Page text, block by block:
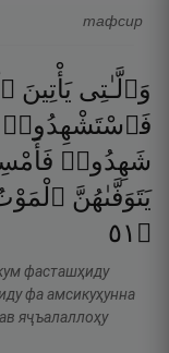
тафсир
وَٱلَّـٰتِى يَأْتِينَ
فَٱسْتَشْهِدُوا۟
شَهِدُوا۟
يَتَوَفَّىٰهُنَّ
۝ ١٥
фасташҳиду
фа амсикуҳунна
яҷъалаллоҳу